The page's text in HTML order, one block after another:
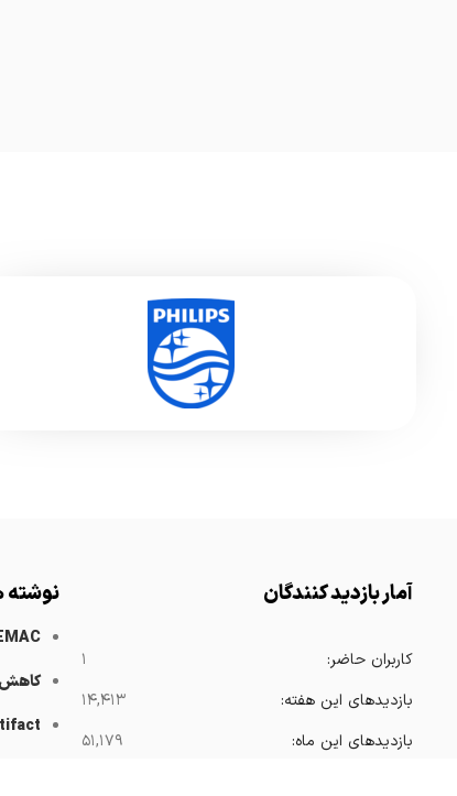
آمار بازدید کنندگان
کاربران حاضر:
۱
بازدیدهای این هفته:
۱۴,۴۱۳
بازدیدهای این ماه:
۵۱,۱۷۹
نوشته
کاهش